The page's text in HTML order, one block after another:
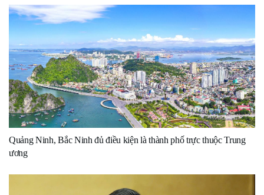
Quảng Ninh, Bắc Ninh đủ điều kiện là thành phố trực thuộc Trung
ương